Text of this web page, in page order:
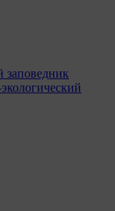
заповедник